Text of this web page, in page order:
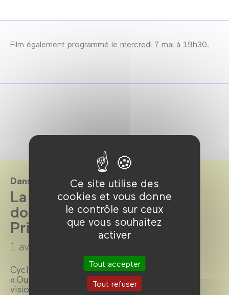
Ce site utilise des
cookies et vous donne
le contrôle sur ceux
que vous souhaitez
activer
Tout accepter
Tout refuser
Film également programmé le mercredi 7 mai à 19h30.
Dans le cadre de
La Cinémathèque du
documentaire par la Bpi -
Printemps 2025
1 avril →
Cycles « Si la Bulgarie m’était contée » et
« Outsiders : rebelles, excentriques,
visionnaires ».